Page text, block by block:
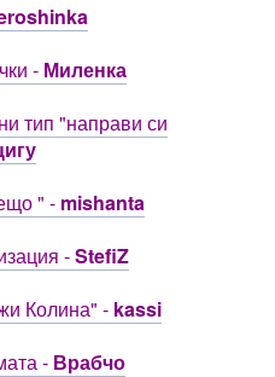
- Миленка
тип "направи си
" - mishanta
-StefiZ
Колина" - kassi
- Врабчо